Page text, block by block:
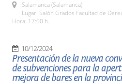
Salamanca (Salamanca)
Lugar: Salón Grados Facultad de
Hora: 17:00 h.
10/12/2024
Presentación de la nueva
de subvenciones para la
mejora de bares en la